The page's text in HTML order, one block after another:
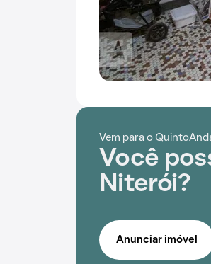
Vem para o
Você
Niterói?
Anunciar imóvel